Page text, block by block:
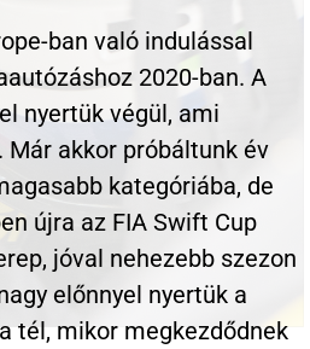
ban való indulással
2020-ban. A
nyertük végül, ami
akkor próbáltunk év
kategóriába, de
újra az FIA Swift Cup
jóval nehezebb szezon
előnnyel nyertük a
tél, mikor megkezdődnek